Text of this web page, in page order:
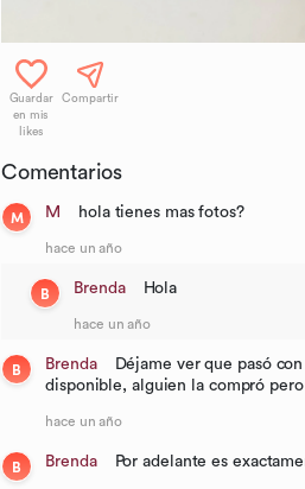
Guardar
en mis
likes
Compartir
Comentarios
M M hola tienes mas fotos?
hace un año
B Brenda Hola
hace un año
B Brenda
Déjame ver que pasó
disponible, alguien la compró
hace un año
B Brenda Por adelante es